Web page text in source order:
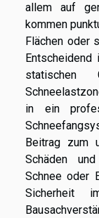
allem auf
kommen
Flächen oder
Entscheidend
statischen
in ein
Beitrag zum
Schäden
Schnee oder
Sicherheit